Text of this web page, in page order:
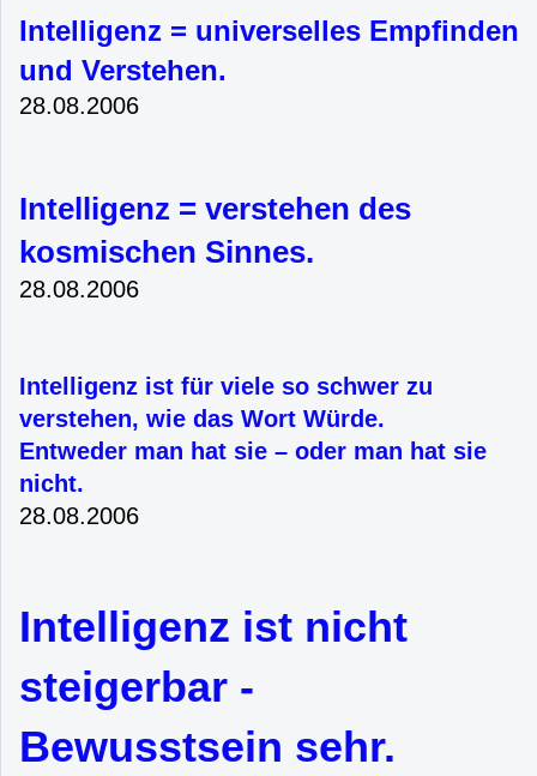
Intelligenz = universelles Empfinden
und Verstehen.
28.08.2006
Intelligenz = verstehen des
kosmischen Sinnes.
28.08.2006
Intelligenz ist für viele so schwer zu
verstehen, wie das Wort Würde.
Entweder man hat sie – oder man hat sie
nicht.
28.08.2006
Intelligenz ist nicht
steigerbar -
Bewusstsein sehr.